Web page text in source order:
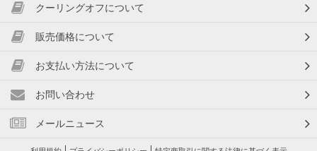
クーリングオフについて
販売価格について
お支払い方法について
お問い合わせ
メールニュース